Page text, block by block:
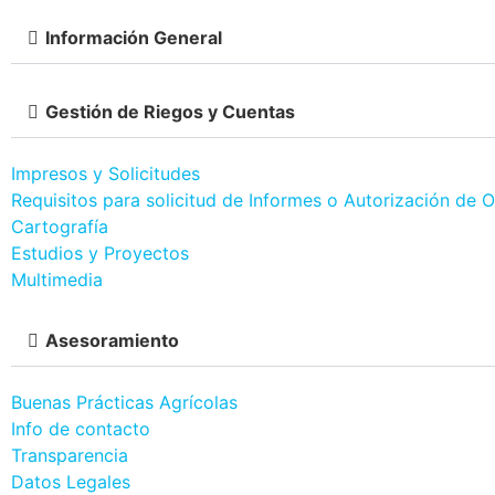
Información General
Gestión de Riegos y Cuentas
Impresos y Solicitudes
Requisitos para solicitud de Informes o Autorización de
Cartografía
Estudios y Proyectos
Multimedia
Asesoramiento
Buenas Prácticas Agrícolas
Info de contacto
Transparencia
Datos Legales